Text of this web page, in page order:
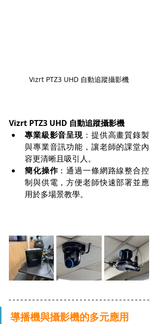
Vizrt PTZ3 UHD 自動追蹤攝影機
Vizrt PTZ3 UHD 自動追蹤攝影機
專業級影音呈現 ：提供高畫質錄製
與專業音訊功能，讓老師的課堂內
容更清晰且吸引人。
簡化操作：通過一條網路線整合控
制與供電，方便老師快速部署並應
用於多場景教學。
導播機與攝影機的多元應用